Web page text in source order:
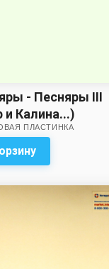
- Песняры III
и Калина...)
ПЛАСТИНКА